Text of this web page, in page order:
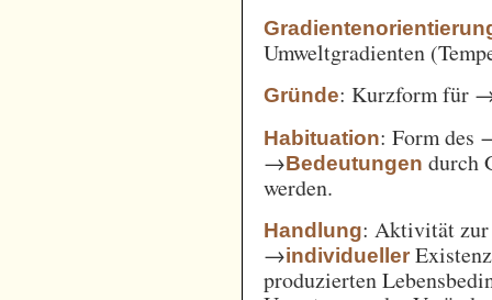
Umweltgradienten
Gründe: Kurzform für
Habituation: Form des
→Bedeutungen durch
werden.
Handlung: Aktivität zur
→individueller
produzierten